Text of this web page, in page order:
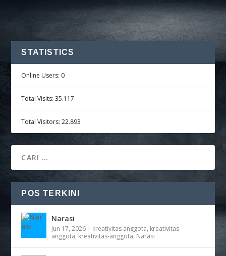
STATISTICS
Online Users: 0
Total Visits:35.117
Total Visitors:22.893
POS TERKINI
Narasi
Jun 17, 2026 | kreativitas anggota, kreativitas-
anggota, kreativitas-anggota, Narasi